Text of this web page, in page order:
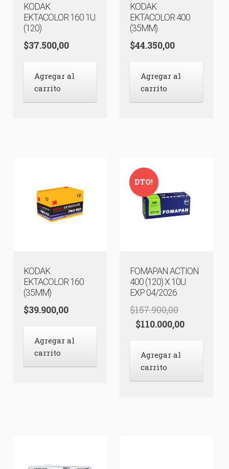
KODAK
EKTACOLOR 160 1U.
(120)
$37.500,00
Agregar al
carrito
KODAK
EKTACOLOR 400
(35MM)
$44.350,00
Agregar al
carrito
KODAK
EKTACOLOR 160
(35MM)
$39.900,00
Agregar al
carrito
FOMAPAN ACTION
400 (120) X 10U.
EXP 04/2026
DTO!
$157.900,00
El
original
era:
$157.900,00.
$110.000,00El
Agregar al
carrito